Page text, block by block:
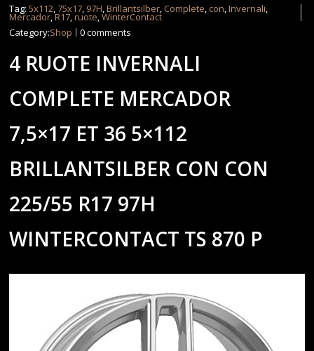
Tag:5x112,75x17, 97H,Brillantsilber, Complete, con,Invernali,
Mercador,R17,ruote,WinterContact
Category:Shop 0 comments
4 RUOTE INVERNALI
COMPLETE MERCADOR
7,5×17 ET 36 5×112
BRILLANTSILBER CON CON
225/55 R17 97H
WINTERCONTACT TS 870 P